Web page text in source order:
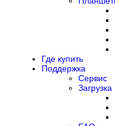
Где купить
Поддержка
Сервис
Загрузка